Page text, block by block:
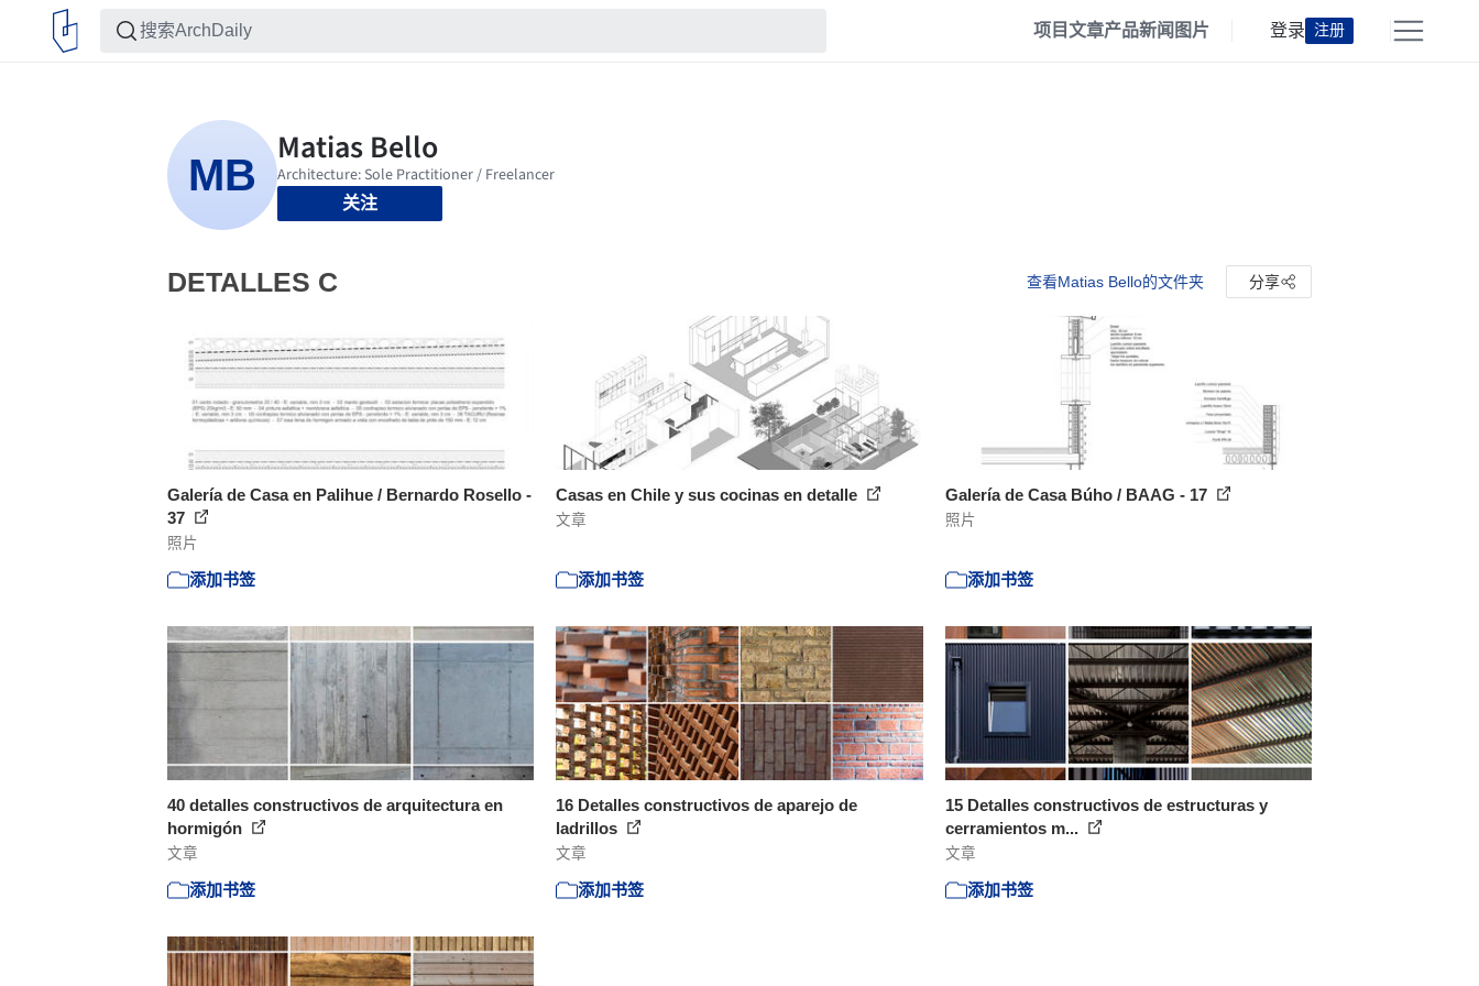
项目文章产品新闻 图片 登录 注册
关注
DETALLES C 查看Matias Bello的文件夹 分享
Galería de Casa en Palihue / Bernardo Rosello -
37
照片
添加书签
Casas en Chile y sus cocinas en detalle
文章
添加书签
Galería de Casa Búho / BAAG - 17
照片
添加书签
40 detalles constructivos de arquitectura en
hormigón
文章
添加书签
16 Detalles constructivos de aparejo de
ladrillos
文章
添加书签
15 Detalles constructivos de estructuras y
cerramientos m...
文章
添加书签